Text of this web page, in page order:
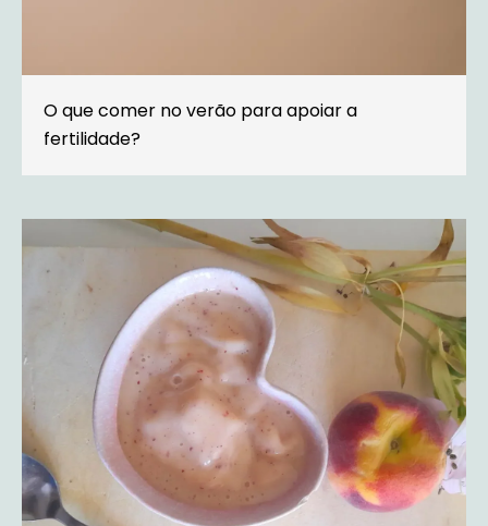
O que comer no verão para apoiar a
fertilidade?